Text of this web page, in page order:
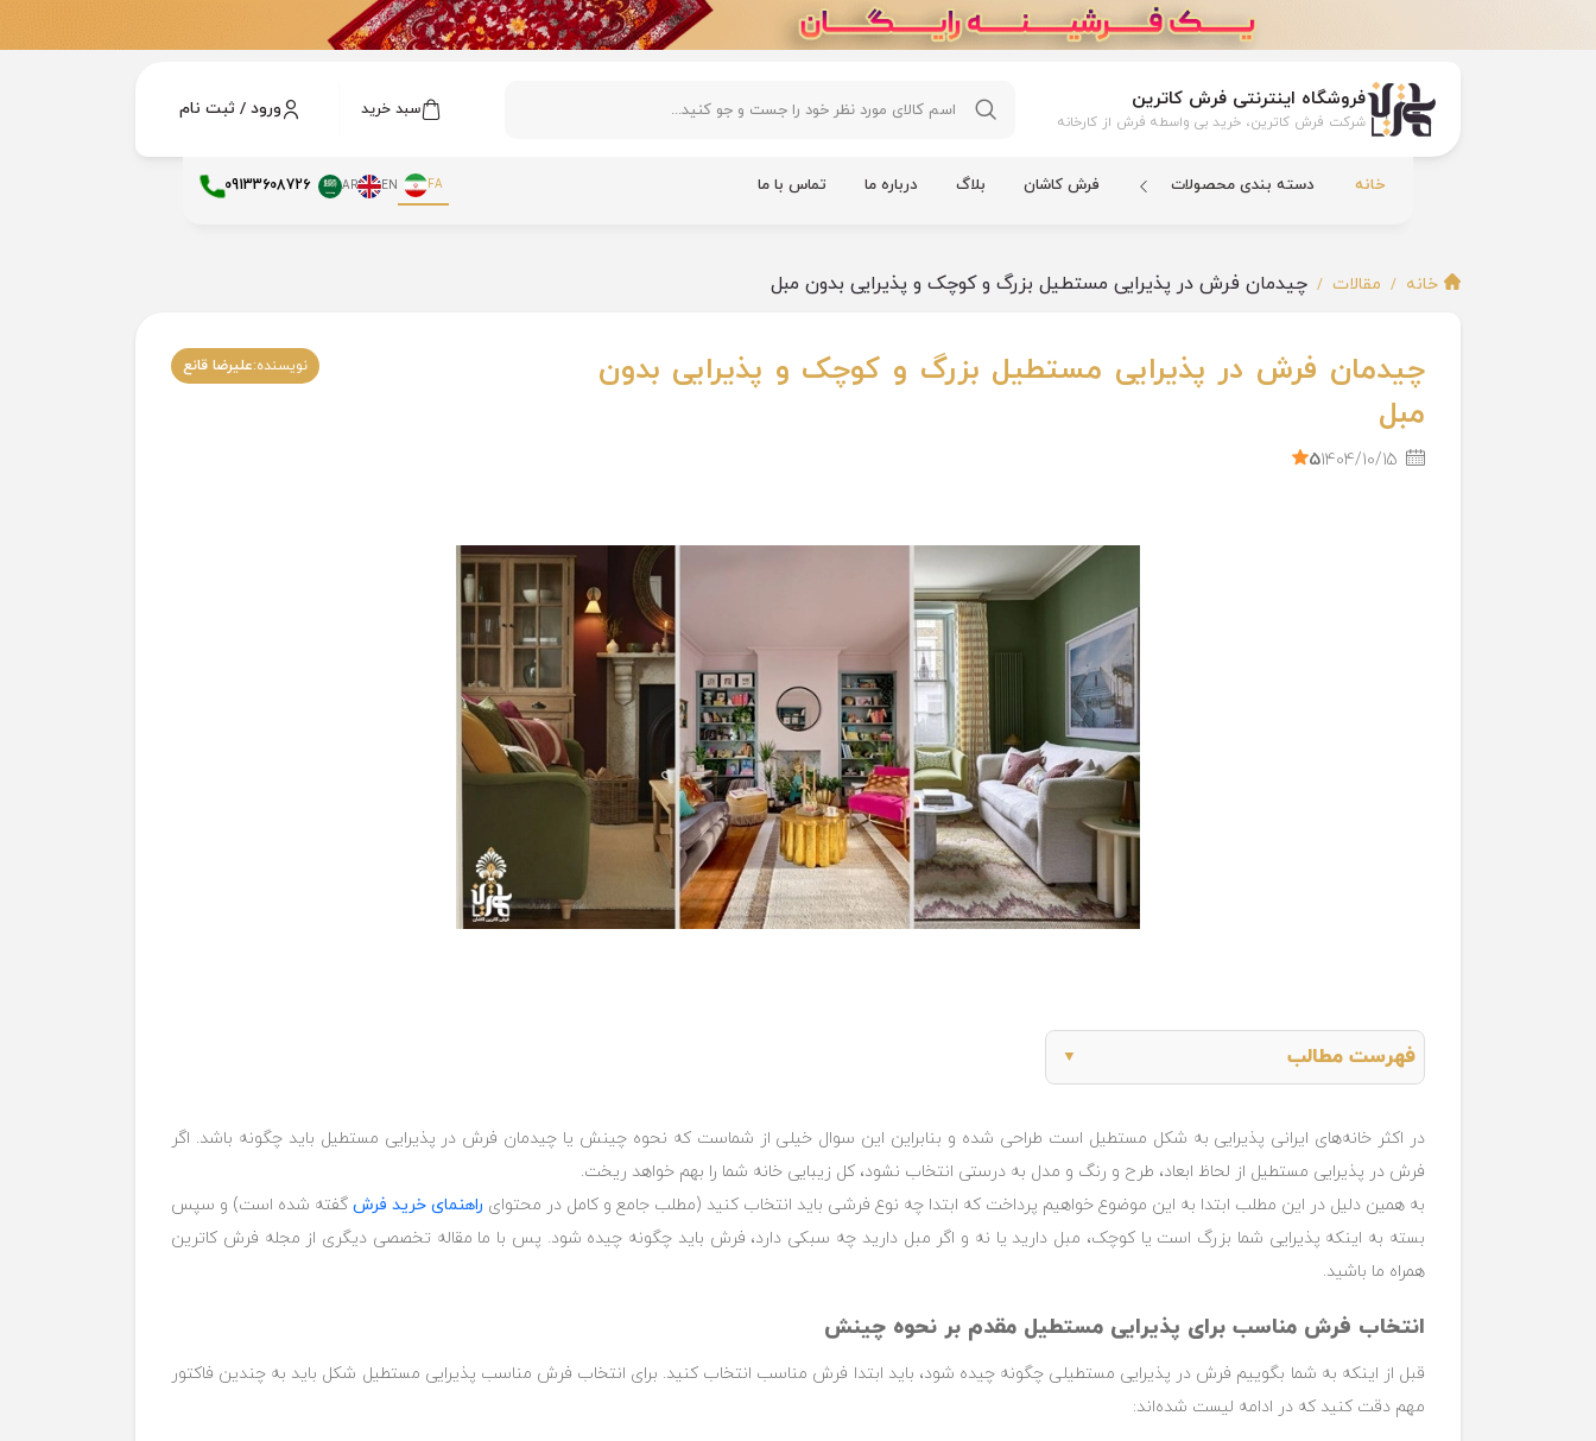
فروشگاه اینترنتی فرش کاترین
شرکت فرش کاترین، خرید بی واسطه فرش از کارخانه
سبد خرید ورود / ثبت نام
خانه دسته بندی محصولات فرش کاشان بلاگ درباره ما تماس با ما FA
EN
AR
09133608726
خانه مقالات چیدمان فرش در پذیرایی مستطیل بزرگ و کوچک و پذیرایی بدون مبل
چیدمان فرش در پذیرایی مستطیل بزرگ و کوچک و پذیرایی بدون
مبل
1404/10/15
5
نویسنده:علیرضا قانع
فهرست مطالب ▼
در اکثر خانه‌های ایرانی پذیرایی به شکل مستطیل است طراحی شده و بنابراین این سوال خیلی از شماست که نحوه چینش یا چیدمان فرش در پذیرایی مستطیل باید چگونه باشد. اگر
فرش در پذیرایی مستطیل از لحاظ ابعاد، طرح و رنگ و مدل به درستی انتخاب نشود، کل زیبایی خانه شما را بهم خواهد ریخت.
به همین دلیل در این مطلب ابتدا به این موضوع خواهیم پرداخت که ابتدا چه نوع فرشی باید انتخاب کنید (مطلب جامع و کامل در محتوای راهنمای خرید فرش گفته شده است) و سپس
بسته به اینکه پذیرایی شما بزرگ است یا کوچک، مبل دارید یا نه و اگر مبل دارید چه سبکی دارد، فرش باید چگونه چیده شود. پس با ما مقاله تخصصی دیگری از مجله فرش کاترین
همراه ما باشید.
انتخاب فرش مناسب برای پذیرایی مستطیل مقدم بر نحوه چینش
قبل از اینکه به شما بگوییم فرش در پذیرایی مستطیلی چگونه چیده شود، باید ابتدا فرش مناسب انتخاب کنید. برای انتخاب فرش مناسب پذیرایی مستطیل شکل باید به چندین فاکتور
مهم دقت کنید که در ادامه لیست شده‌اند: